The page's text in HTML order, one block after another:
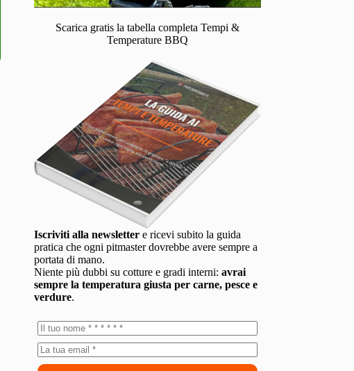
Scarica gratis la tabella completa Tempi &
Temperature BBQ
Iscriviti alla newsletter e ricevi subito la guida
pratica che ogni pitmaster dovrebbe avere sempre a
portata di mano.
Niente più dubbi su cotture e gradi interni:avrai
sempre la temperatura giusta per carne, pesce e
verdure.